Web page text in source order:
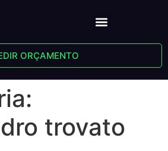
ORÇAMENTO
trovato